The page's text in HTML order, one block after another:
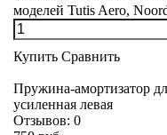
моделей Tutis Aero,
Купить Сравнить
Пружина-амортизатор
усиленная левая
Отзывов: 0